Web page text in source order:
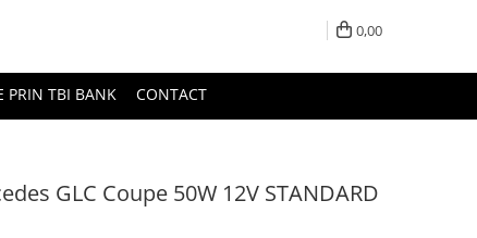
0,00
PRIN TBI BANK CONTACT
GLC Coupe 50W 12V STANDARD